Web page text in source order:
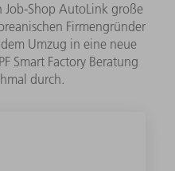
Job-Shop AutoLink große
Firmengründer
Umzug in eine neue
Smart Factory Beratung
durch.